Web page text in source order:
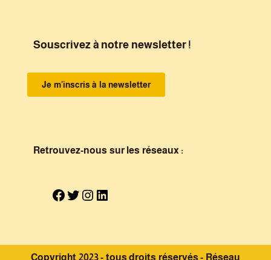
Souscrivez à notre newsletter !
Je m'inscris à la newsletter
Retrouvez-nous sur les réseaux :
Copyright 2023 - tous droits réservés - Réseau